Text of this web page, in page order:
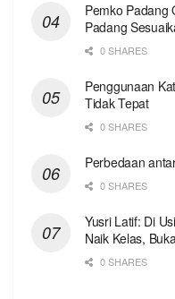
Pemko Padang
Padang
0 SHARES
Penggunaan
Tidak Tepat
0 SHARES
Perbedaan
0 SHARES
Yusri Latif: Di
Naik Kelas,
0 SHARES